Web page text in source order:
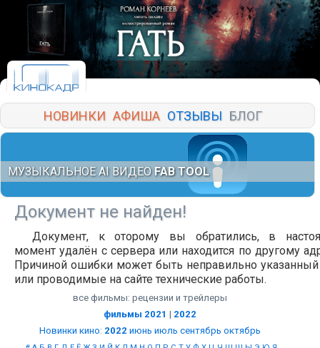
НОВИНКИ АФИША ОТЗЫВЫ БЛОГ
МУЗЫКАЛЬНОЕ AI ВИДЕО FAB TOOL
Документ не найден!
Документ, к оторому вы обратились, в
момент удалён с сервера или находится по другому
Причиной ошибки может быть неправильно указанный
или проводимые на сайте технические работы.
все фильмы: рецензии и трейлеры
фильмы 2021 | 2022
Новинки кино: 2022 июнь июль сентябрь октябрь